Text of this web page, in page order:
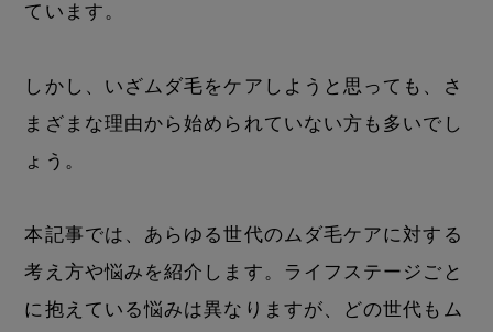
ています。
しかし、いざムダ毛をケアしようと思っても、さ
まざまな理由から始められていない方も多いでし
ょう。
本記事では、あらゆる世代のムダ毛ケアに対する
考え方や悩みを紹介します。ライフステージごと
に抱えている悩みは異なりますが、どの世代もム